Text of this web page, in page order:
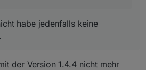
habe jedenfalls keine
der Version 1.4.4 nicht mehr